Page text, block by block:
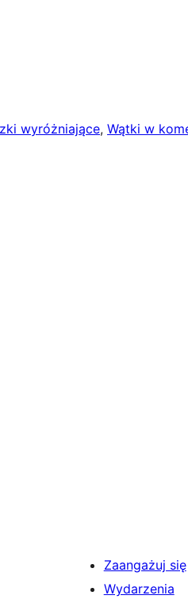
wyróżniające, Wątki w
Zaangażuj się
Wydarzenia